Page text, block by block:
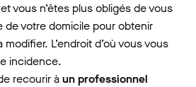
vous n’êtes plus obligés de vous
de votre domicile pour obtenir
L’endroit d’où vous vous
incidence.
recourir àun professionnel